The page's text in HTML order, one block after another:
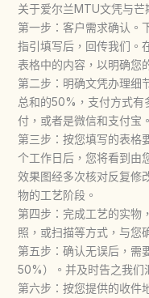
关于爱尔兰MTU文凭与
第一步：客户需求确认。
指引填写后，回传我们。
表格中的内容，以明确您
第二步：明确文凭办理细
总和的50%，支付方式有
付，或者是微信和支付宝。
第三步：按您填写的表格
个工作日后，您将看到由
效果图经多次核对反复修
物的工艺阶段。
第四步：完成工艺的实物
照，或扫描等方式，与您
第五步：确认无误后，需
50%）。并及时告之我们
第六步：按您提供的收件